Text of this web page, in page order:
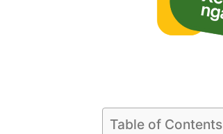
Table of Contents